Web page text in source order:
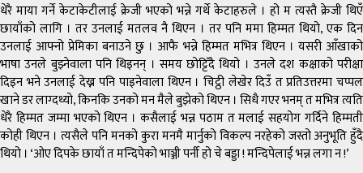
धेरै माया गर्ने केटाकेटीलाई क्रेजी भएको भन्ने गर्थे केटाहरुले । हो म त्यस्तै क्रेजी थिएँ
छायाँको लागि । तर उनलाई मतलव नै थिएन । तर पनि ममा हिम्मत थियो, एक दिन
उनलाई आफ्नो प्रेमिका बनाउने छु । आफै भन्ने हिम्मत मभित्र थिएन । यसरी आँखाको
भाषा उनले बुझ्नेवाला पनि थिइनन् । समय छोट्टिँदै थियो । उनले दश कक्षाको परीक्षा
दिइन भने उनलाई देख्न पनि पाइनेवाला थिएन । चिट्ठी लेखेर दिउँ त प्रतिउत्तरमा चप्पल
खाने डर लाग्दथ्यो, किनकि उनको मन मैले बुझेको थिएन । सिधै गएर भनम् त मभित्र त्यति
धेरै हिम्मत जम्मा भएको थिएन । कसैलाई भन्न पठाम त मलाई सहयोग गर्दिने हिम्मती
कोही थिएन । त्यसैले पनि मनको कुरा मनमै मार्नुको विकल्प नरहेको जस्तो अनुभूति हुँदै
थियो । ‘ओए दिपके छायाँ त मन्दिपेको भाञ्जी पर्नी हो चे बड्डा ! मन्दिपेलाई भन्न लगा न !’